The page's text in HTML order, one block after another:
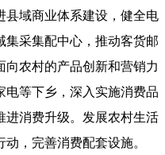
县域商业体系建设，健全电
集采集配中心，推动客货邮
农村的产品创新和营销力
电等下乡，深入实施消费品
进消费升级。发展农村生活
，完善消费配套设施。